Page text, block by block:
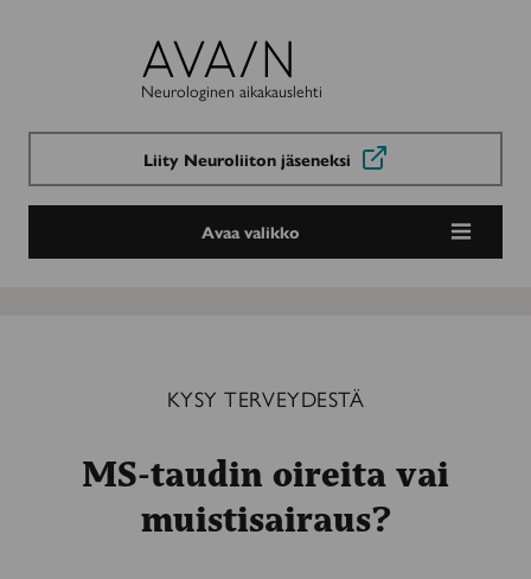
Avain-
lehti
Neurologinen aikakauslehti
Liity Neuroliiton jäseneksi
Avaa valikko
KYSY TERVEYDESTÄ
MS-taudin oireita vai
muistisairaus?